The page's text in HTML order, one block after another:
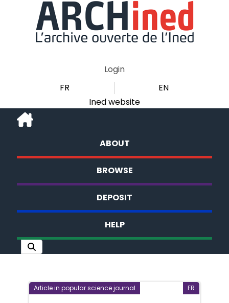
Login
FR
EN
Ined website
ABOUT
BROWSE
DEPOSIT
HELP
Article in popular science journal FR